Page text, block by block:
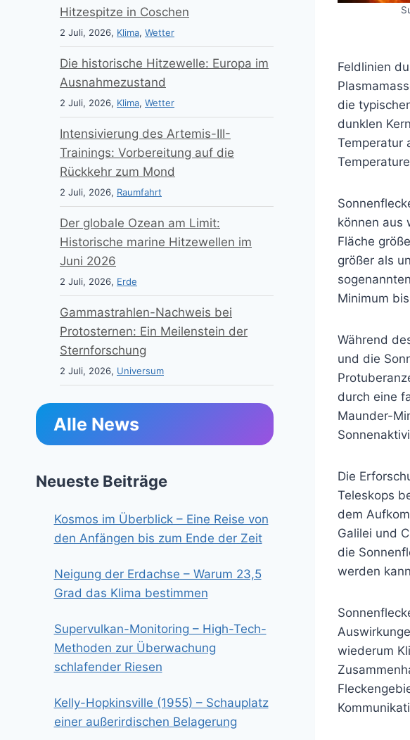
Feldlinien
die
dunklen
Temperatur
können aus
Fläche
größer als
Minimum
Während
und die
durch eine
Maunder-
Die
Teleskops
dem
Galilei und
die
werden
wiederum
Hitzespitze in Coschen
2 Juli, 2026, Klima, Wetter
Die historische Hitzewelle: Europa im
Ausnahmezustand
2 Juli, 2026, Klima, Wetter
Intensivierung des Artemis-III-
Trainings: Vorbereitung auf die
Rückkehr zum Mond
2 Juli, 2026, Raumfahrt
Der globale Ozean am Limit:
Historische marine Hitzewellen im
Juni 2026
2 Juli, 2026, Erde
Gammastrahlen-Nachweis bei
Protosternen: Ein Meilenstein der
Sternforschung
2 Juli, 2026, Universum
Alle News
Neueste Beiträge
Kosmos im Überblick – Eine Reise von
den Anfängen bis zum Ende der Zeit
Neigung der Erdachse – Warum 23,5
Grad das Klima bestimmen
Supervulkan-Monitoring – High-Tech-
Methoden zur Überwachung
schlafender Riesen
Kelly-Hopkinsville (1955) – Schauplatz
einer außerirdischen Belagerung